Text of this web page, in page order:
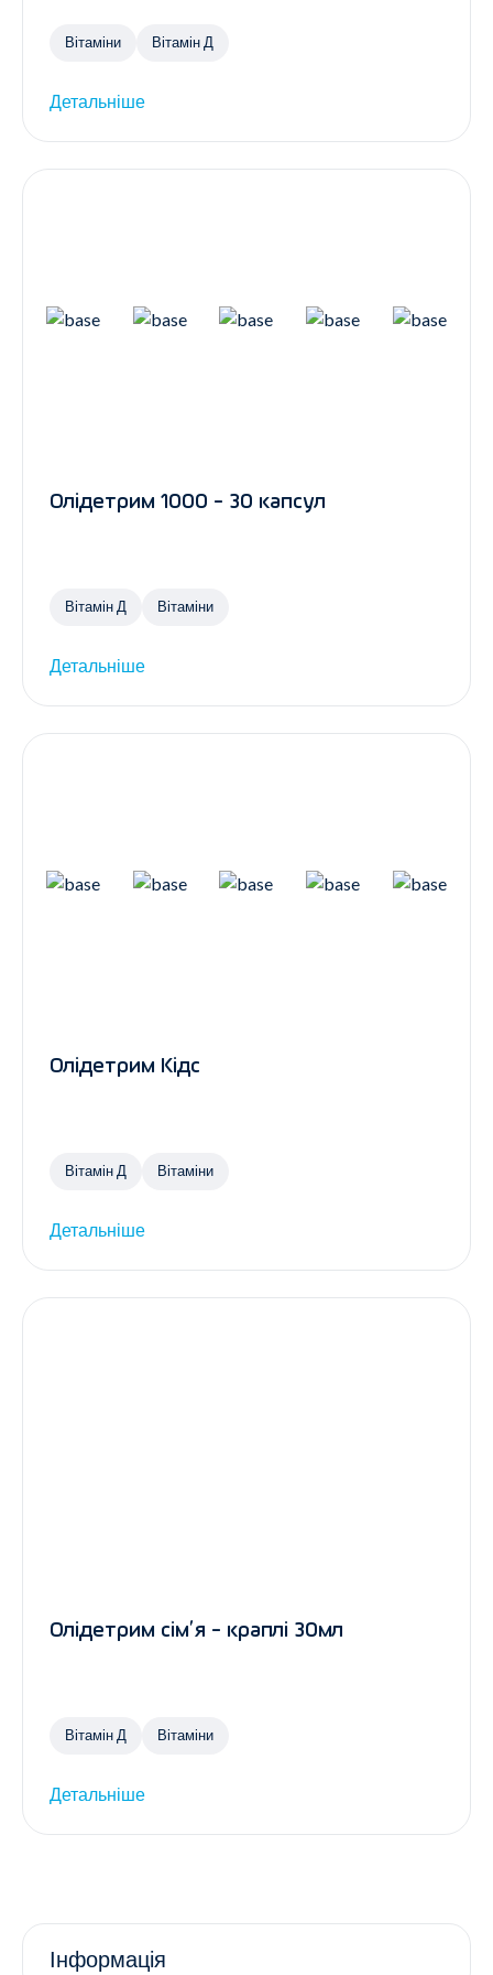
Вітаміни Вітамін Д
Детальніше
Олідетрим 1000 - 30 капсул
Вітамін Д Вітаміни
Детальніше
Олідетрим Кідс
Вітамін Д Вітаміни
Детальніше
Олідетрим сім’я - краплі 30мл
Вітамін Д Вітаміни
Детальніше
Інформація